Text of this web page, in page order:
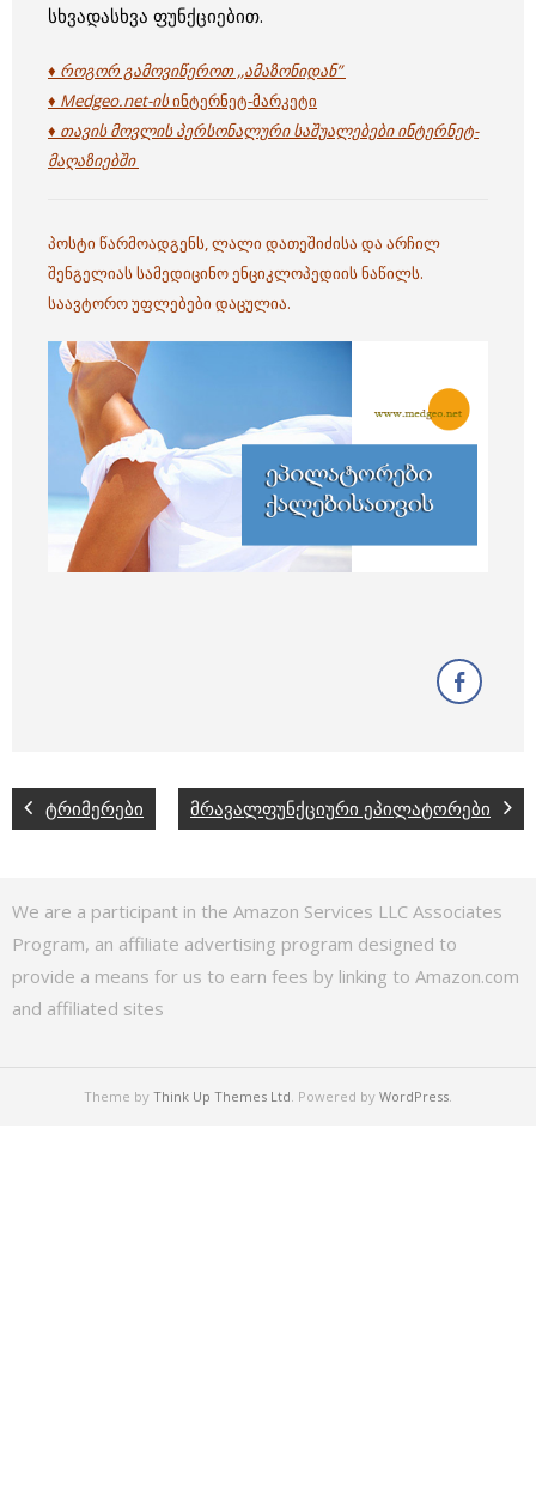
სხვადასხვა ფუნქციებით.
♦ როგორ გამოვიწეროთ ,,ამაზონიდან”
♦ Medgeo.net-ისინტერნეტ-მარკეტი
♦ თავის მოვლის პერსონალური საშუალებები ინტერნეტ-
მაღაზიებში
პოსტი წარმოადგენს, ლალი დათეშიძისა და არჩილ
შენგელიას სამედიცინო ენციკლოპედიის ნაწილს.
საავტორო უფლებები დაცულია.
ტრიმერები მრავალფუნქციური ეპილატორები
We are a participant in the Amazon Services LLC Associates
Program, an affiliate advertising program designed to
provide a means for us to earn fees by linking to Amazon.com
and affiliated sites
Theme by Think Up Themes Ltd. Powered by WordPress.